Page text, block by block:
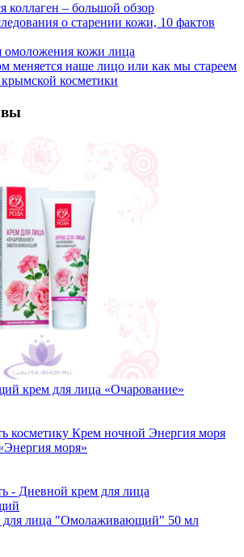
коллаген – большой обзор
о старении кожи, 10 фактов
омоложения кожи лица
меняется наше лицо или как мы стареем
косметики
крем для лица «Очарование»
моря»
для лица "Омолаживающий" 50 мл